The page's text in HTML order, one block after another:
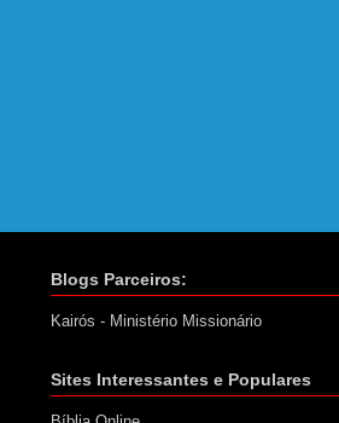
Blogs Parceiros:
Kairós - Ministério Missionário
Sites Interessantes e Populares